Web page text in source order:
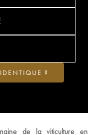
de la viticulture en
?